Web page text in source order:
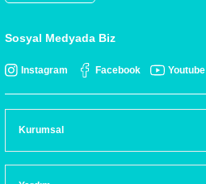
Sosyal Medyada Biz
Instagram Facebook Youtube
Kurumsal